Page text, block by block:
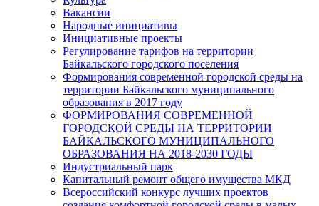
Вакансии
Народные инициативы
Инициативные проекты
Регулирование тарифов на территории
Байкальского городского поселения
Формирования современной городской среды на
территории Байкальского муниципального
образования в 2017 году
ФОРМИРОВАНИЯ СОВРЕМЕННОЙ
ГОРОДСКОЙ СРЕДЫ НА ТЕРРИТОРИИ
БАЙКАЛЬСКОГО МУНИЦИПАЛЬНОГО
ОБРАЗОВАНИЯ НА 2018-2030 ГОДЫ
Индустриальный парк
Капитальный ремонт общего имущества МКД
Всероссийский конкурс лучших проектов